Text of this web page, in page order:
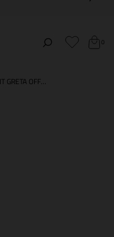
0
JUMPSUIT GRETA OFF WHITE